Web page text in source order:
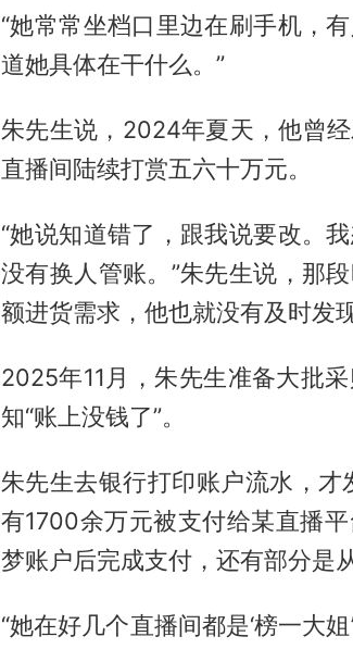
“她常常坐档口里边在刷手机，
道她具体在干什么。”
朱先生说，2024年夏天，他曾
直播间陆续打赏五六十万元。
“她说知道错了，跟我说要改。
没有换人管账。”朱先生说，那
额进货需求，他也就没有及时发
2025年11月，朱先生准备大批
知“账上没钱了”。
朱先生去银行打印账户流水，
有1700余万元被支付给某直播
梦账户后完成支付，还有部分是
“她在好几个直播间都是‘榜一大